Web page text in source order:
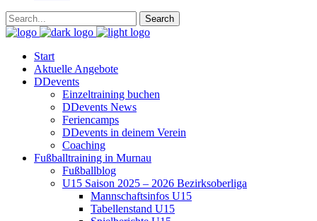
Start
Aktuelle Angebote
DDevents
Einzeltraining buchen
DDevents News
Feriencamps
DDevents in deinem Verein
Coaching
Fußballtraining in Murnau
Fußballblog
U15 Saison 2025 – 2026 Bezirksoberliga
Mannschaftsinfos U15
Tabellenstand U15